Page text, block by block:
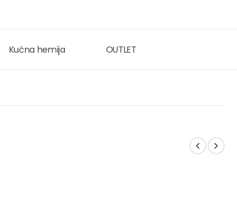
Kućna hemija OUTLET